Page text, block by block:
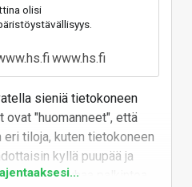
olisi
www.hs.fi
sieniä tietokoneen
ovat "huomanneet", että
tiloja, kuten tietokoneen
kyllä puupää ja
huuhaa palkintoa